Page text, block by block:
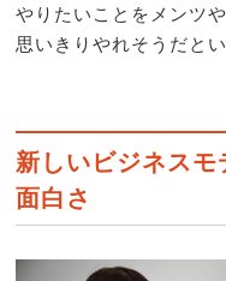
やりたいことをメンツ
思いきりやれそうだと
新しいビジネスモ
面白さ